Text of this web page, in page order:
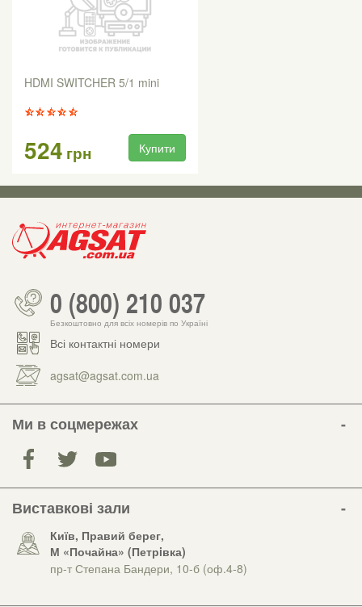
HDMI SWITCHER 5/1 mini
524 грн Купити
0 (800) 210 037
Безкоштовно для всіх номерів по Україні
Всі контактні номери
agsat@agsat.com.ua
Ми в соцмережах
Виставкові зали
Київ, Правий берег,
М «Почайна» (Петрiвка)
пр-т Степана Бандери, 10-б (оф.4-8)